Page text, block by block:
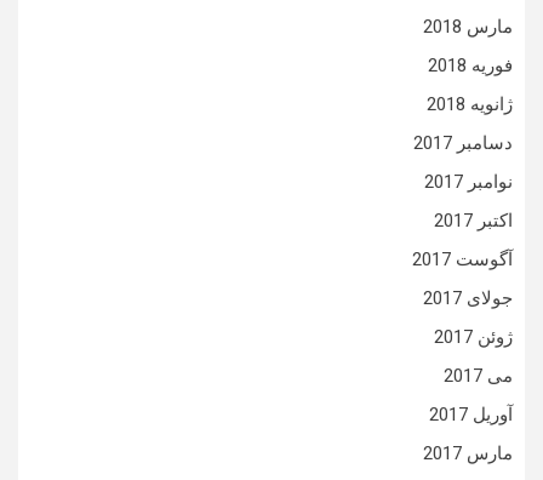
مارس 2018
فوریه 2018
ژانویه 2018
دسامبر 2017
نوامبر 2017
اکتبر 2017
آگوست 2017
جولای 2017
ژوئن 2017
می 2017
آوریل 2017
مارس 2017